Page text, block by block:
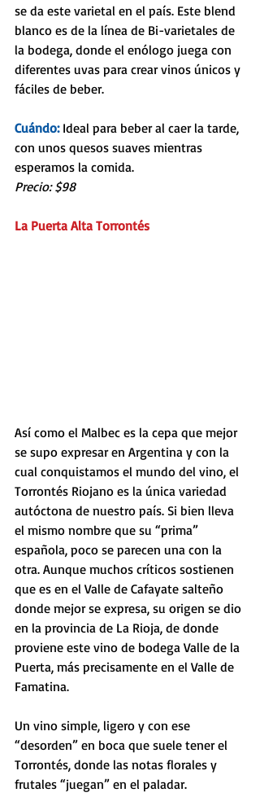
se da este varietal en el país. Este blend
blanco es de la línea de Bi-varietales de
la bodega, donde el enólogo juega con
diferentes uvas para crear vinos únicos y
fáciles de beber.
Cuándo: Ideal para beber al caer la tarde,
con unos quesos suaves mientras
esperamos la comida.
Precio: $98
La Puerta Alta Torrontés
Así como el Malbec es la cepa que mejor
se supo expresar en Argentina y con la
cual conquistamos el mundo del vino, el
Torrontés Riojano es la única variedad
autóctona de nuestro país. Si bien lleva
el mismo nombre que su “prima”
española, poco se parecen una con la
otra. Aunque muchos críticos sostienen
que es en el Valle de Cafayate salteño
donde mejor se expresa, su origen se dio
en la provincia de La Rioja, de donde
proviene este vino de bodega Valle de la
Puerta, más precisamente en el Valle de
Famatina.
Un vino simple, ligero y con ese
“desorden” en boca que suele tener el
Torrontés, donde las notas florales y
frutales “juegan” en el paladar.